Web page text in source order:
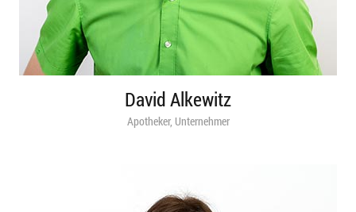
David Alkewitz
Apotheker, Unternehmer